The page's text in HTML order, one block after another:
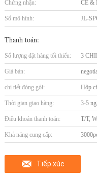
Chứng nhận: CE &
Số mô hình: JL-
Thanh toán:
Số lượng đặt hàng tối thiểu: 3
Giá bán:
chi tiết đóng gói: Hộp
Thời gian giao hàng: 3-5
Điều khoản thanh toán: T/T,
Khả năng cung cấp:
Tiếp xúc